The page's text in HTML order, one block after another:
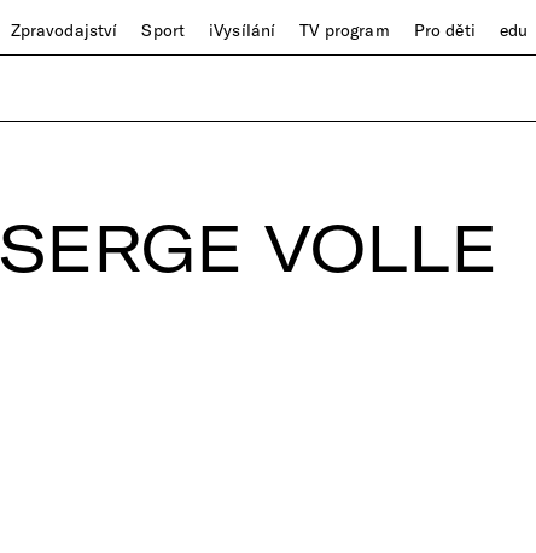
Zpravodajství Sport iVysílání TV program Pro děti edu
SERGE VOLLE